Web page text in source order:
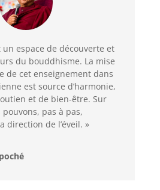
un espace de découverte et
du bouddhisme. La mise
de cet enseignement dans
est source d’harmonie,
et de bien-être. Sur
pas à pas,
direction de l’éveil. »